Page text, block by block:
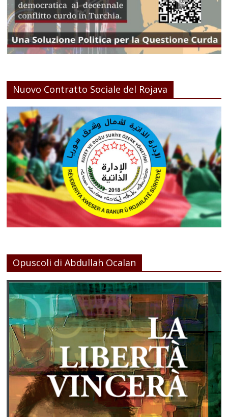
Nuovo Contratto Sociale del Rojava
Opuscoli di Abdullah Ocalan